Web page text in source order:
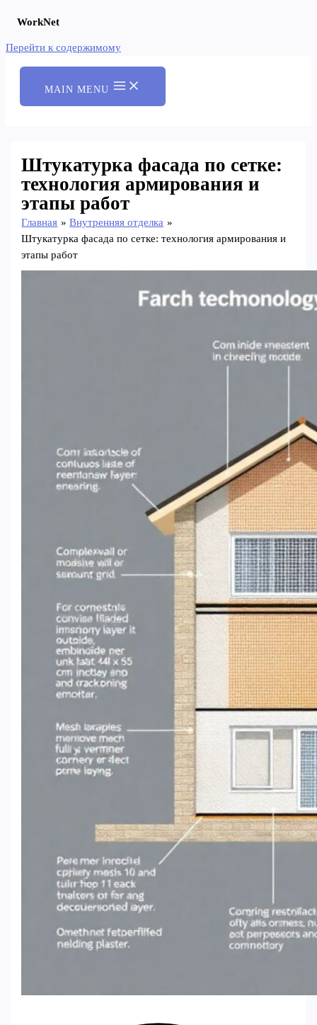
WorkNet
Перейти к содержимому
MAIN MENU
Штукатурка фасада по сетке:
технология армирования и
этапы работ
Главная
Внутренняя отделка
Штукатурка фасада по сетке: технология армирования и
этапы работ